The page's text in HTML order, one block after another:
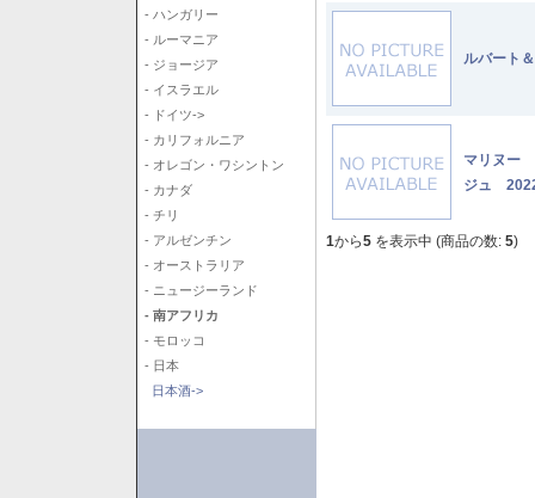
- ハンガリー
- ルーマニア
- ジョージア
- イスラエル
- ドイツ->
- カリフォルニア
- オレゴン・ワシントン
- カナダ
- チリ
- アルゼンチン
- オーストラリア
- ニュージーランド
- 南アフリカ
- モロッコ
- 日本
日本酒->
ルバート
マリヌー
ジュ
1から5 を表示中 (商品の数: 5)